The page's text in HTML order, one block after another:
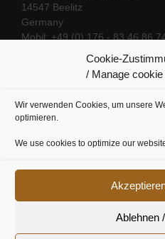
Cookie-
/ Manage
Wir verwenden Cookies, um unsere
optimieren.
We use cookies to optimize our
Ablehnen
14547 Beelitz
Germany
Mobil: +49 (0) 176 - 83 46 86
SOCIAL LINKS